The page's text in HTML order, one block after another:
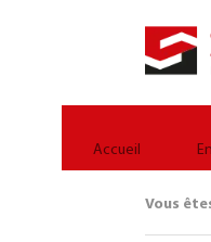
Accueil
Vous